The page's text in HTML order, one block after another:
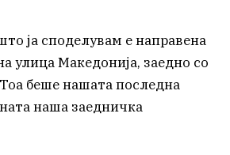
ја споделувам е направена
улица Македонија, заедно со
беше нашата последна
наша заедничка